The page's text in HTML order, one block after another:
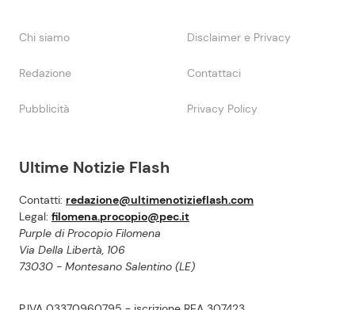
Ultime Notizie Flash
Contatti: redazione@ultimenotizieflash.com
Legal: filomena.procopio@pec.it
Purple di Procopio Filomena
Via Della Libertà, 106
73030 - Montesano Salentino (LE)
Chi siamo Disclaimer e Privacy
Redazione Contattaci
Pubblicità Privacy Policy